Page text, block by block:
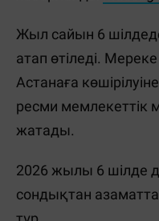
Жыл сайын 6
атап өтіледі.
Астанаға
ресми мемлекеттік
жатады.
2026 жылы 6 шілде
сондықтан